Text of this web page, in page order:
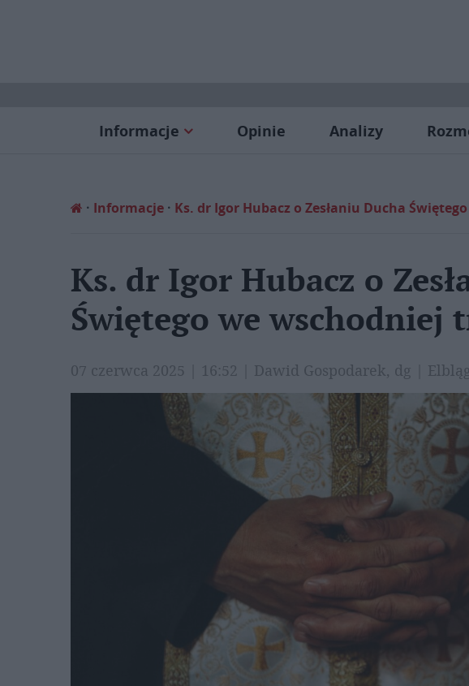
Informacje Opinie Analizy
Informacje Ks. dr Igor Hubacz o Zesłaniu Ducha
Ks. dr Igor Hubacz o
Świętego we wschodniej
07 czerwca 2025 | 16:52 | Dawid Gospodarek, dg |